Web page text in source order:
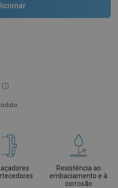
Resistência ao
embaciamento e à
corrosão